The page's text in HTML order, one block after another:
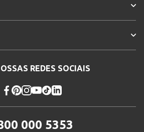
REDES SOCIAIS
000 5353